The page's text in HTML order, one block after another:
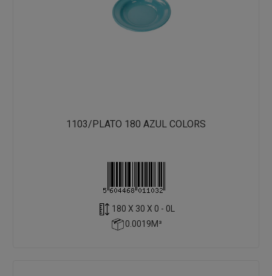
1103/PLATO 180 AZUL COLORS
180 X 30 X 0 - 0L
0.0019M³